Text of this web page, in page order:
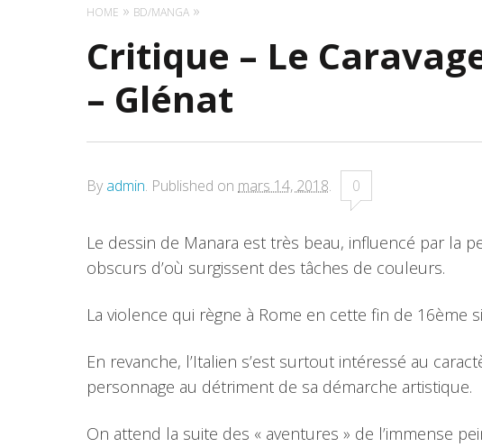
HOME BD/MANGA
Critique – Le
– Glénat
By admin. Published on mars 14, 2018. 0
Le dessin de Manara est très beau, influencé par la
obscurs d’où surgissent des tâches de couleurs.
La violence qui règne à Rome en cette fin de 16ème
En revanche, l’Italien s’est surtout intéressé au
personnage au détriment de sa démarche artistique.
On attend la suite des « aventures » de l’immense